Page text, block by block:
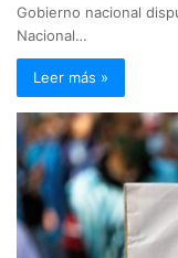
Gobierno nacional
Nacional…
Leer más »